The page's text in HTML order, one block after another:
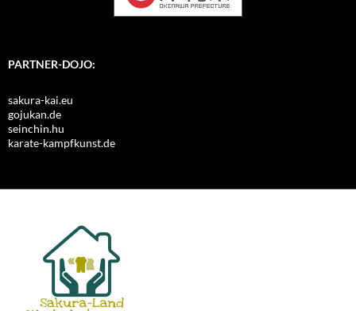
PARTNER-DOJO:
sakura-kai.eu
gojukan.de
seinchin.hu
karate-kampfkunst.de